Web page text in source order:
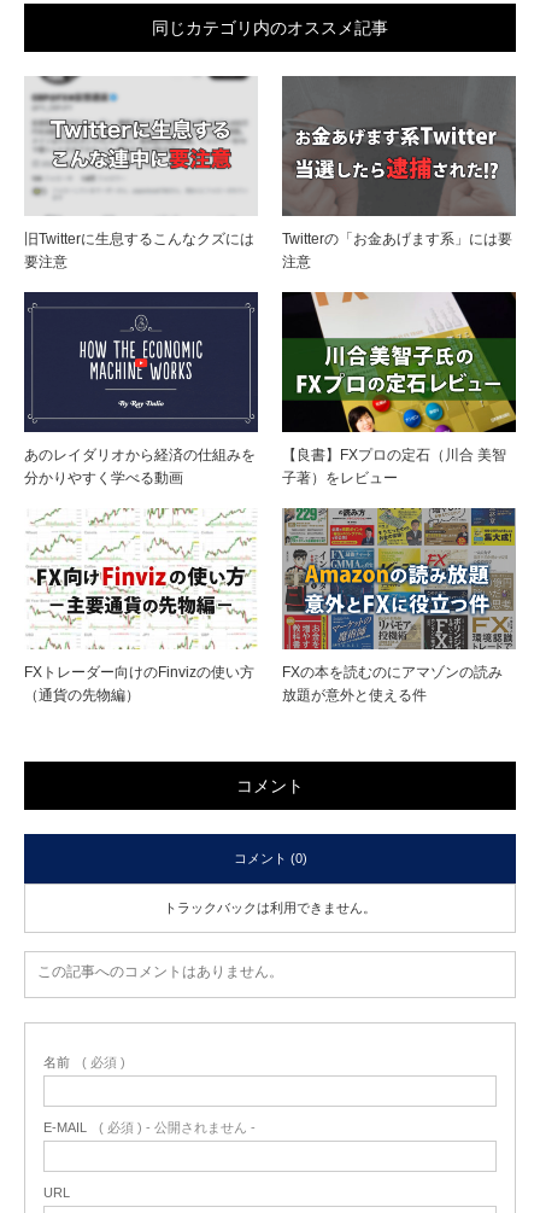
同じカテゴリ内のオススメ記事
旧Twitterに生息するこんなクズには
要注意
Twitterの「お金あげます系」には要
注意
あのレイダリオから経済の仕組みを
分かりやすく学べる動画
【良書】FXプロの定石（川合 美智
子著）をレビュー
FXトレーダー向けのFinvizの使い方
（通貨の先物編）
FXの本を読むのにアマゾンの読み
放題が意外と使える件
コメント
コメント (0)
トラックバックは利用できません。
この記事へのコメントはありません。
名前 ( 必須 )
E-MAIL ( 必須 ) - 公開されません -
URL